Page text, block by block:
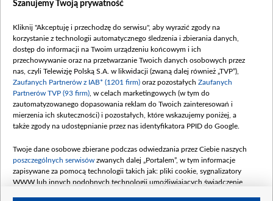
Dostępność
Procedura zgłoszeń wewnętrznych
Szanujemy Twoją prywatność
Kliknij "Akceptuję i przechodzę do serwisu", aby wyrazić zgody na
korzystanie z technologii automatycznego śledzenia i zbierania danych,
dostęp do informacji na Twoim urządzeniu końcowym i ich
przechowywanie oraz na przetwarzanie Twoich danych osobowych przez
nas, czyli Telewizję Polską S.A. w likwidacji (zwaną dalej również „TVP”),
Zaufanych Partnerów z IAB* (1201 firm) oraz pozostałych Zaufanych
Partnerów TVP (93 firm) , w celach marketingowych (w tym do
zautomatyzowanego dopasowania reklam do Twoich zainteresowań i
mierzenia ich skuteczności) i pozostałych, które wskazujemy poniżej, a
także zgody na udostępnianie przez nas identyfikatora PPID do Google.
Twoje dane osobowe zbierane podczas odwiedzania przez Ciebie naszych
poszczególnych serwisów zwanych dalej „Portalem”, w tym informacje
zapisywane za pomocą technologii takich jak: pliki cookie, sygnalizatory
WWW lub innych podobnych technologii umożliwiających świadczenie